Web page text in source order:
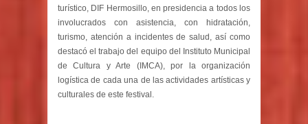
turístico, DIF Hermosillo, en presidencia a todos los
involucrados con asistencia, con hidratación,
turismo, atención a incidentes de salud, así como
destacó el trabajo del equipo del Instituto Municipal
de Cultura y Arte (IMCA), por la organización
logística de cada una de las actividades artísticas y
culturales de este festival.